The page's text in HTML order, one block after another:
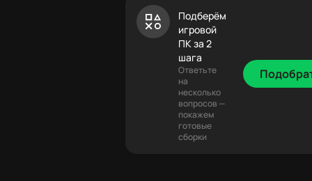
Подберём
игровой
ПК за 2
шага
Ответьте
на
несколько
вопросов —
покажем
готовые
сборки